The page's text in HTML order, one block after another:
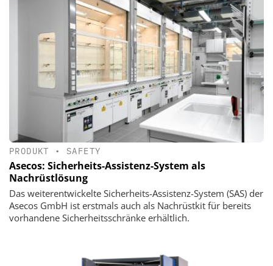
PRODUKT • SAFETY
Asecos: Sicherheits-Assistenz-System als
Nachrüstlösung
Das weiterentwickelte Sicherheits-Assistenz-System (SAS) der
Asecos GmbH ist erstmals auch als Nachrüstkit für bereits
vorhandene Sicherheitsschränke erhältlich.